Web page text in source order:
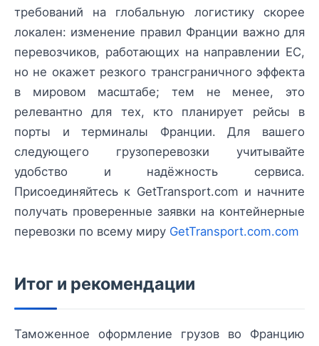
требований на глобальную логистику скорее
локален: изменение правил Франции важно для
перевозчиков, работающих на направлении ЕС,
но не окажет резкого трансграничного эффекта
в мировом масштабе; тем не менее, это
релевантно для тех, кто планирует рейсы в
порты и терминалы Франции. Для вашего
следующего грузоперевозки учитывайте
удобство и надёжность сервиса.
Присоединяйтесь к GetTransport.com и начните
получать проверенные заявки на контейнерные
перевозки по всему миру GetTransport.com.com
Итог и рекомендации
Таможенное оформление грузов во Францию